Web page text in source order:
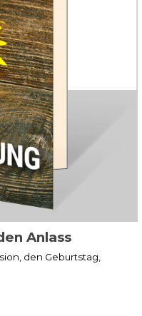
Anlass
den Geburtstag,